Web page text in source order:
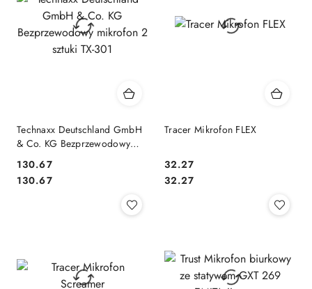
Technaxx Deutschland GmbH
& Co. KG Bezprzewodowy
Cena:
130.67
Cena:
130.67
Tracer Mikrofon FLEX
Cena:
32.27
Cena:
32.27